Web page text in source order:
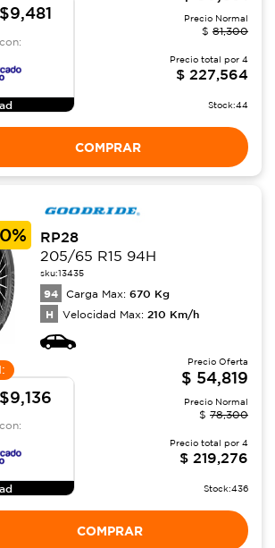
$9,481 Precio Normal
$ 81,300
Precio total por 4
$ 227,564
Stock:44
COMPRAR
RP28
205/65 R15 94H
sku:13435
94 Carga Max: 670 Kg
H Velocidad Max: 210 Km/h
$9,136
Precio Oferta
$ 54,819
Precio Normal
$ 78,300
Precio total por 4
$ 219,276
Stock:436
COMPRAR